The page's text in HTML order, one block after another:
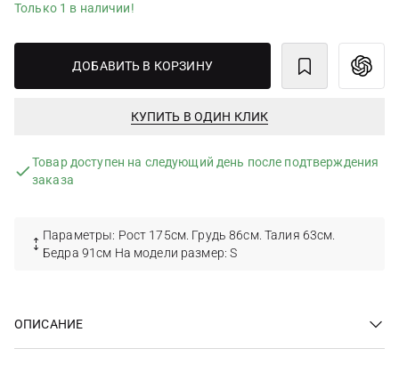
Только 1 в наличии!
ДОБАВИТЬ В КОРЗИНУ
КУПИТЬ В ОДИН КЛИК
Товар доступен на следующий день после подтверждения
заказа
Параметры: Рост 175см. Грудь 86см. Талия 63см.
Бедра 91см На модели размер: S
ОПИСАНИЕ